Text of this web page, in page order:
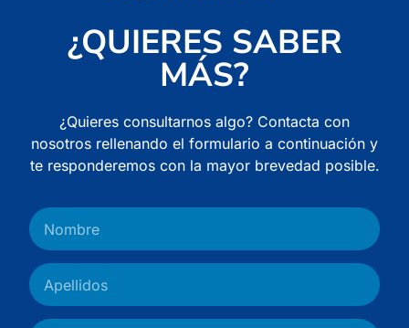
¿QUIERES SABER
MÁS?
¿Quieres consultarnos algo? Contacta con
nosotros rellenando el formulario a continuación y
te responderemos con la mayor brevedad posible.